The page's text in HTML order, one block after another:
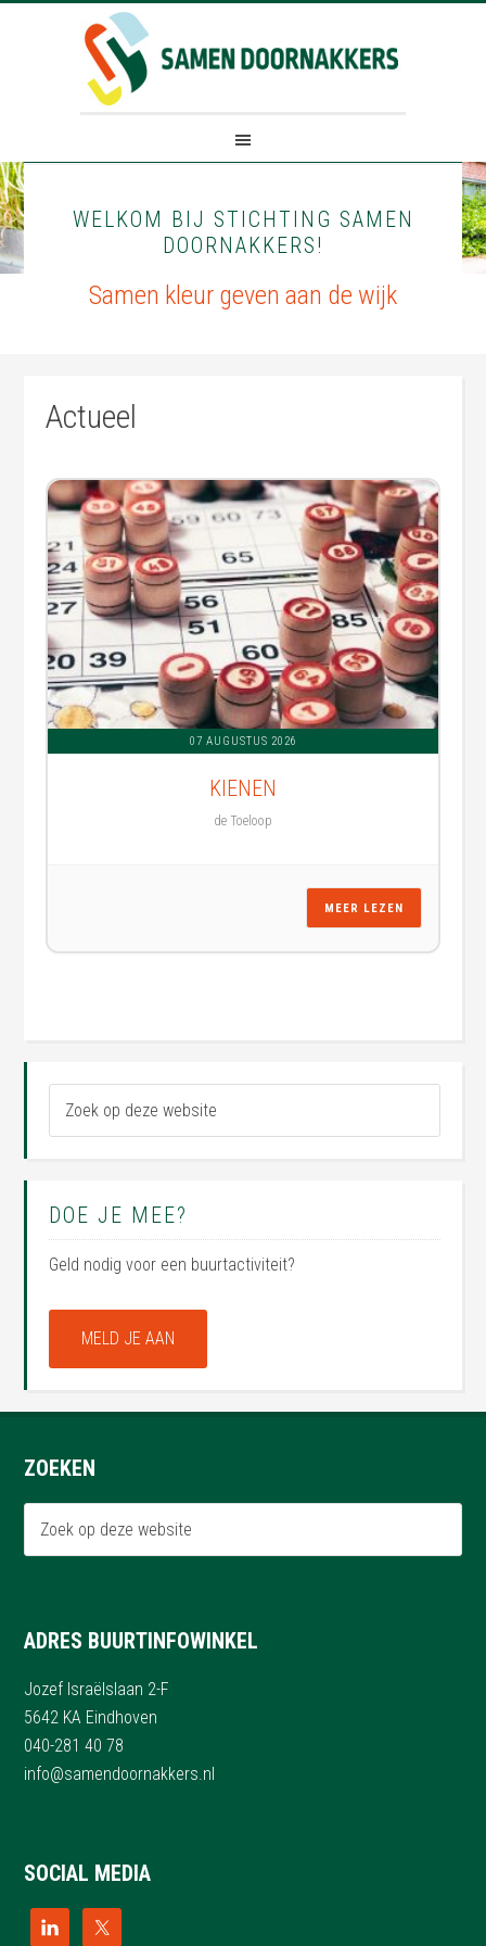
WELKOM BIJ STICHTING SAMEN
DOORNAKKERS!
Samen kleur geven aan de wijk
Actueel
07 AUGUSTUS 2026
KIENEN
de Toeloop
MEER LEZEN
DOE JE MEE?
Geld nodig voor een buurtactiviteit?
MELD JE AAN
ZOEKEN
ADRES BUURTINFOWINKEL
Jozef Israëlslaan 2-F
5642 KA Eindhoven
040-281 40 78
info@samendoornakkers.nl
SOCIAL MEDIA